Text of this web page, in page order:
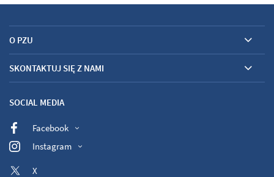
O PZU
SKONTAKTUJ SIĘ Z NAMI
SOCIAL MEDIA
Facebook
Instagram
X